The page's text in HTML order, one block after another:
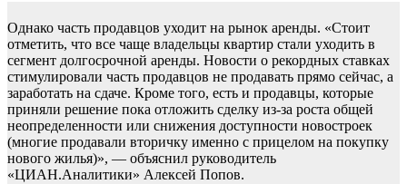
Однако часть продавцов уходит на рынок аренды. «Стоит
отметить, что все чаще владельцы квартир стали уходить в
сегмент долгосрочной аренды. Новости о рекордных ставках
стимулировали часть продавцов не продавать прямо сейчас, а
заработать на сдаче. Кроме того, есть и продавцы, которые
приняли решение пока отложить сделку из-за роста общей
неопределенности или снижения доступности новостроек
(многие продавали вторичку именно с прицелом на покупку
нового жилья)», — объяснил руководитель
«ЦИАН.Аналитики» Алексей Попов.